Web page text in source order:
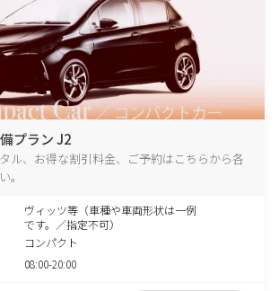
プラン J2
ル、お得な割引料金、ご予約はこちらから各
。
ヴィッツ等（車種や車両形状は一例
です。／指定不可）
コンパクト
08:00-20:00